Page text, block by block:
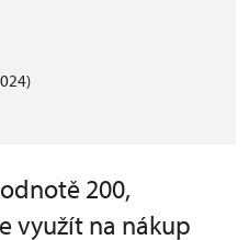
200,
využít na nákup